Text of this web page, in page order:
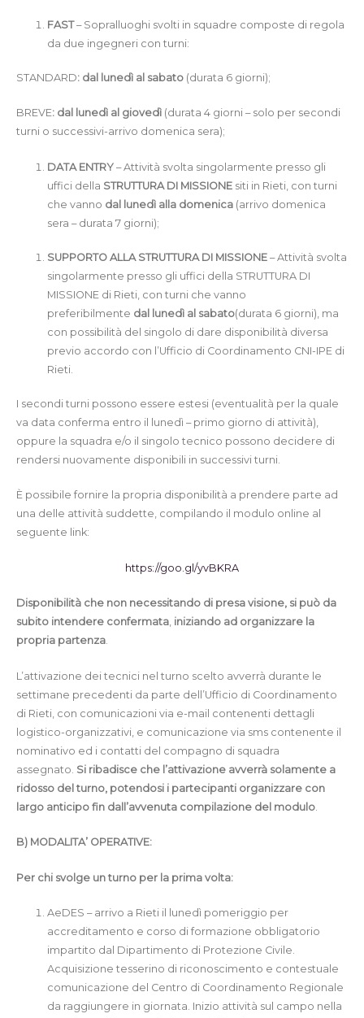
FAST– Sopralluoghi svolti in squadre composte di regola
da due ingegneri con turni:
STANDARD: dal lunedì al sabato (durata 6 giorni);
BREVE: dal lunedì al giovedì (durata 4 giorni – solo per secondi
turni o successivi-arrivo domenica sera);
DATA ENTRY – Attività svolta singolarmente presso gli
uffici della STRUTTURA DI MISSIONE siti in Rieti, con turni
che vanno dal lunedì alla domenica (arrivo domenica
sera – durata 7 giorni);
SUPPORTO ALLA STRUTTURA DI MISSIONE – Attività svolta
singolarmente presso gli uffici della STRUTTURA DI
MISSIONE di Rieti, con turni che vanno
preferibilmente dal lunedì al sabato(durata 6 giorni), ma
con possibilità del singolo di dare disponibilità diversa
previo accordo con l’Ufficio di Coordinamento CNI-IPE di
Rieti.
I secondi turni possono essere estesi (eventualità per la quale
va data conferma entro il lunedì – primo giorno di attività),
oppure la squadra e/o il singolo tecnico possono decidere di
rendersi nuovamente disponibili in successivi turni.
È possibile fornire la propria disponibilità a prendere parte ad
una delle attività suddette, compilando il modulo online al
seguente link:
https://goo.gl/yvBKRA
Disponibilità che non necessitando di presa visione, si può da
subito intendere confermata, iniziando ad organizzare la
propria partenza.
L’attivazione dei tecnici nel turno scelto avverrà durante le
settimane precedenti da parte dell’Ufficio di Coordinamento
di Rieti, con comunicazioni via e-mail contenenti dettagli
logistico-organizzativi, e comunicazione via sms contenente il
nominativo ed i contatti del compagno di squadra
assegnato. Si ribadisce che l’attivazione avverrà solamente a
ridosso del turno, potendosi i partecipanti organizzare con
largo anticipo fin dall’avvenuta compilazione del modulo
B) MODALITA’ OPERATIVE:
Per chi svolge un turno per la prima volta:
AeDES – arrivo a Rieti il lunedì pomeriggio per
accreditamento e corso di formazione obbligatorio
impartito dal Dipartimento di Protezione Civile.
Acquisizione tesserino di riconoscimento e contestuale
comunicazione del Centro di Coordinamento Regionale
da raggiungere in giornata. Inizio attività sul campo nella